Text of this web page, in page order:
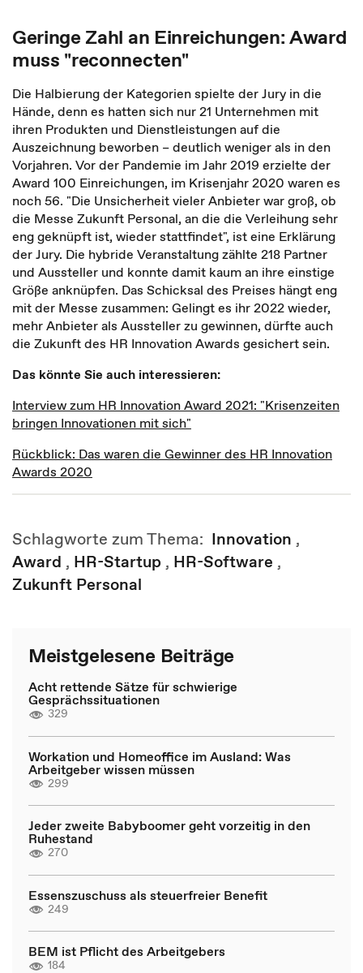
Geringe Zahl an Einreichungen: Award
muss "reconnecten"
Die Halbierung der Kategorien spielte der Jury in die
Hände, denn es hatten sich nur 21 Unternehmen mit
ihren Produkten und Dienstleistungen auf die
Auszeichnung beworben – deutlich weniger als in den
Vorjahren. Vor der Pandemie im Jahr 2019 erzielte der
Award 100 Einreichungen, im Krisenjahr 2020 waren es
noch 56. "Die Unsicherheit vieler Anbieter war groß, ob
die Messe Zukunft Personal, an die die Verleihung sehr
eng geknüpft ist, wieder stattfindet", ist eine Erklärung
der Jury. Die hybride Veranstaltung zählte 218 Partner
und Aussteller und konnte damit kaum an ihre einstige
Größe anknüpfen. Das Schicksal des Preises hängt eng
mit der Messe zusammen: Gelingt es ihr 2022 wieder,
mehr Anbieter als Aussteller zu gewinnen, dürfte auch
die Zukunft des HR Innovation Awards gesichert sein.
Das könnte Sie auch interessieren:
Interview zum HR Innovation Award 2021: "Krisenzeiten
bringen Innovationen mit sich"
Rückblick: Das waren die Gewinner des HR Innovation
Awards 2020
Schlagworte zum Thema: Innovation ,
Award , HR-Startup , HR-Software ,
Zukunft Personal
Meistgelesene Beiträge
Acht rettende Sätze für schwierige
Gesprächssituationen
329
Workation und Homeoffice im Ausland: Was
Arbeitgeber wissen müssen
299
Jeder zweite Babyboomer geht vorzeitig in den
Ruhestand
270
Essenszuschuss als steuerfreier Benefit
249
BEM ist Pflicht des Arbeitgebers
184